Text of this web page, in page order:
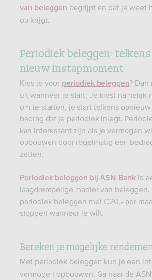
van beleggen begrijpt en dat je weet
op krijgt.
Periodiek beleggen: telkens
nieuw instapmoment
Kies je voor periodiek beleggen? Dan
uit wanneer je start. Je kiest namelijk
om te starten, je start telkens
bedrag dat je periodiek inlegt.
kan interessant zijn als je vermogen
opbouwen door regelmatig een
zetten.
Periodiek beleggen bij ASN Bank is
laagdrempelige manier van beleggen.
periodiek beleggen met €20,- per
stoppen wanneer je wilt.
Bereken je mogelijke
Met periodiek beleggen kun je een
vermogen opbouwen. Ga naar de ASN